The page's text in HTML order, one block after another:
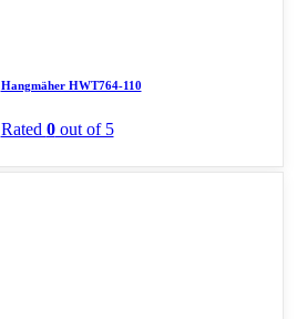
Hangmäher HWT764-110
Rated 0out of 5